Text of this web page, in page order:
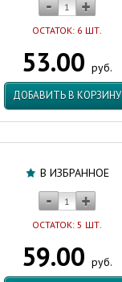
ОСТАТОК: 6 ШТ.
53.00 руб.
ДОБАВИТЬ В КОРЗИНУ
В ИЗБРАННОЕ
ОСТАТОК: 5 ШТ.
59.00 руб.